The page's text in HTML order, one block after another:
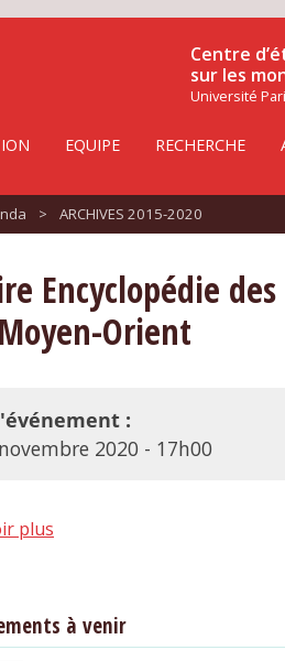
Centre
sur les
Université
EQUIPE RECHERCHE
> ARCHIVES 2015-2020
Encyclopédie
Orient
:
2020 - 17h00
plus
à venir